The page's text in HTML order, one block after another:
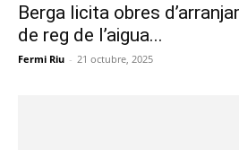
Berga licita obres
de reg de l’aigua...
Fermi Riu - 21 octubre, 2025